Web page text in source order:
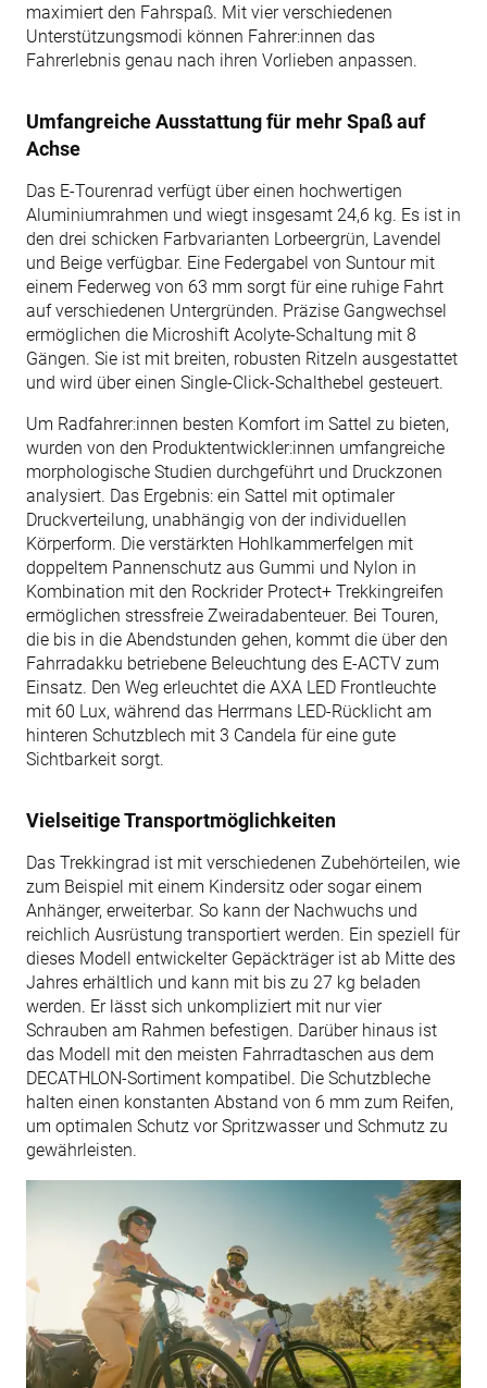
maximiert den Fahrspaß. Mit vier verschiedenen
Unterstützungsmodi können Fahrer:innen das
Fahrerlebnis genau nach ihren Vorlieben anpassen.
Umfangreiche Ausstattung für mehr Spaß auf
Achse
Das E-Tourenrad verfügt über einen hochwertigen
Aluminiumrahmen und wiegt insgesamt 24,6 kg. Es ist in
den drei schicken Farbvarianten Lorbeergrün, Lavendel
und Beige verfügbar. Eine Federgabel von Suntour mit
einem Federweg von 63 mm sorgt für eine ruhige Fahrt
auf verschiedenen Untergründen. Präzise Gangwechsel
ermöglichen die Microshift Acolyte-Schaltung mit 8
Gängen. Sie ist mit breiten, robusten Ritzeln ausgestattet
und wird über einen Single-Click-Schalthebel gesteuert.
Um Radfahrer:innen besten Komfort im Sattel zu bieten,
wurden von den Produktentwickler:innen umfangreiche
morphologische Studien durchgeführt und Druckzonen
analysiert. Das Ergebnis: ein Sattel mit optimaler
Druckverteilung, unabhängig von der individuellen
Körperform. Die verstärkten Hohlkammerfelgen mit
doppeltem Pannenschutz aus Gummi und Nylon in
Kombination mit den Rockrider Protect+ Trekkingreifen
ermöglichen stressfreie Zweiradabenteuer. Bei Touren,
die bis in die Abendstunden gehen, kommt die über den
Fahrradakku betriebene Beleuchtung des E-ACTV zum
Einsatz. Den Weg erleuchtet die AXA LED Frontleuchte
mit 60 Lux, während das Herrmans LED-Rücklicht am
hinteren Schutzblech mit 3 Candela für eine gute
Sichtbarkeit sorgt.
Vielseitige Transportmöglichkeiten
Das Trekkingrad ist mit verschiedenen Zubehörteilen, wie
zum Beispiel mit einem Kindersitz oder sogar einem
Anhänger, erweiterbar. So kann der Nachwuchs und
reichlich Ausrüstung transportiert werden. Ein speziell für
dieses Modell entwickelter Gepäckträger ist ab Mitte des
Jahres erhältlich und kann mit bis zu 27 kg beladen
werden. Er lässt sich unkompliziert mit nur vier
Schrauben am Rahmen befestigen. Darüber hinaus ist
das Modell mit den meisten Fahrradtaschen aus dem
DECATHLON-Sortiment kompatibel. Die Schutzbleche
halten einen konstanten Abstand von 6 mm zum Reifen,
um optimalen Schutz vor Spritzwasser und Schmutz zu
gewährleisten.